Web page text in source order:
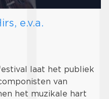
e.v.a.
laat het publiek
van
het muzikale hart